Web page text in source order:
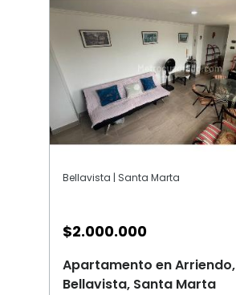
Bellavista | Santa Marta
$2.000.000
Apartamento en Arriendo,
Bellavista, Santa Marta